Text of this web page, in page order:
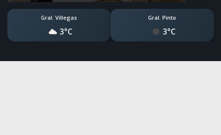
Gral. Villegas
3°C
Gral. Pinto
3°C